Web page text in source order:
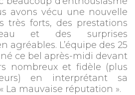
avons vécu une nouvelle
très forts, des prestations
et des surprises
agréables. L’équipe des 25
ce bel après-midi devant
nombreux et fidèle (plus
en interprétant sa
La mauvaise réputation ».